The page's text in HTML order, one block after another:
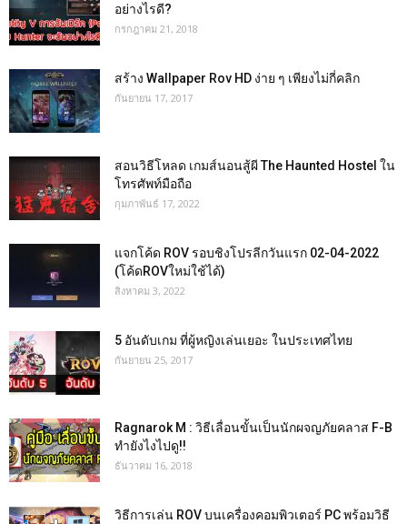
อย่างไรดี?
กรกฎาคม 21, 2018
สร้าง Wallpaper Rov HD ง่าย ๆ เพียงไม่กี่คลิก
กันยายน 17, 2017
สอนวิธีโหลด เกมส์นอนสู้ผี The Haunted Hostel ใน
โทรศัพท์มือถือ
กุมภาพันธ์ 17, 2022
แจกโค้ด ROV รอบชิงโปรลีกวันแรก 02-04-2022
(โค้ดROVใหม่ใช้ได้)
สิงหาคม 3, 2022
5 อันดับเกม ที่ผู้หญิงเล่นเยอะ ในประเทศไทย
กันยายน 25, 2017
Ragnarok M : วิธีเลื่อนขั้นเป็นนักผจญภัยคลาส F-B
ทำยังไงไปดู!!
ธันวาคม 16, 2018
วิธีการเล่น ROV บนเครื่องคอมพิวเตอร์ PC พร้อมวิธี